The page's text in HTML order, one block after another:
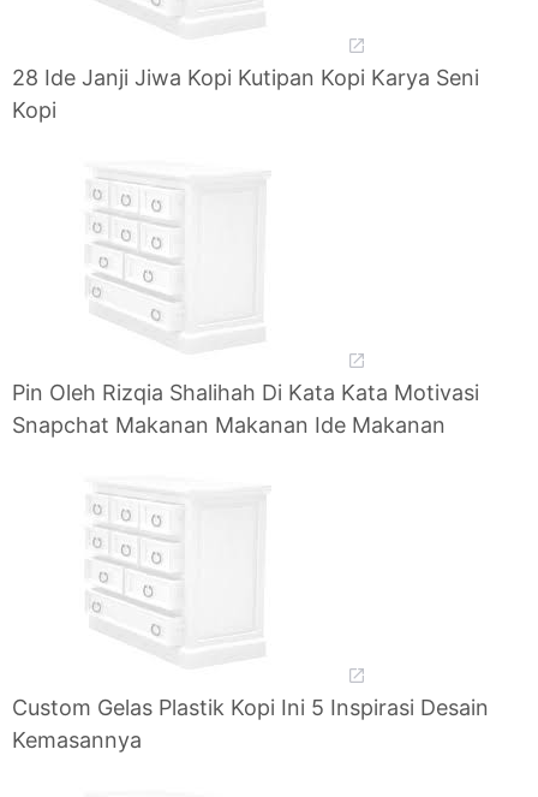
28 Ide Janji Jiwa Kopi Kutipan Kopi Karya Seni
Kopi
Pin Oleh Rizqia Shalihah Di Kata Kata Motivasi
Snapchat Makanan Makanan Ide Makanan
Custom Gelas Plastik Kopi Ini 5 Inspirasi Desain
Kemasannya